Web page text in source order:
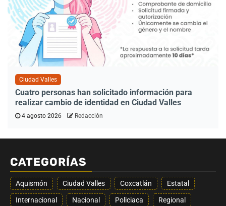
Ciudad Valles
Cuatro personas han solicitado información para
realizar cambio de identidad en Ciudad Valles
4 agosto 2026 Redacción
CATEGORÍAS
Aquismón Ciudad Valles Coxcatlán Estatal
Internacional Nacional Policiaca Regional